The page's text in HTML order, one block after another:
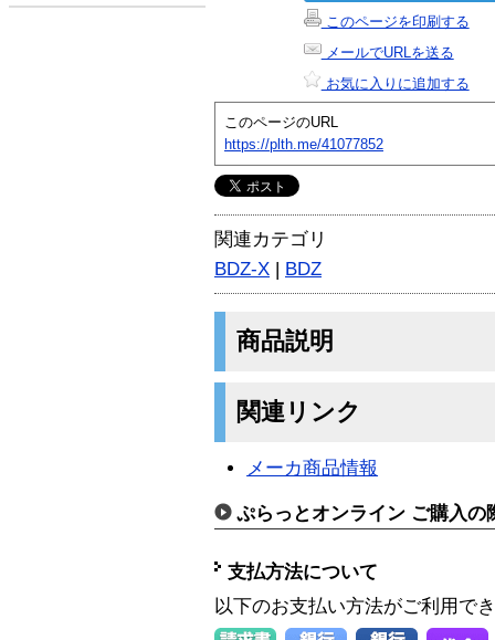
このページを印刷する
メールでURLを送る
お気に入りに追加する
このページのURL
https://plth.me/41077852
関連カテゴリ
BDZ-X | BDZ
商品説明
関連リンク
メーカ商品情報
ぷらっとオンライン ご購入の
支払方法について
以下のお支払い方法がご利用で